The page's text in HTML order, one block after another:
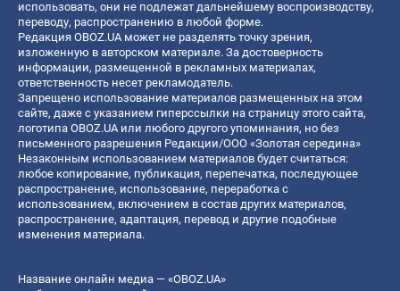
использовать, они не подлежат дальнейшему воспроизводству,
переводу, распространению в любой форме.
Редакция OBOZ.UA может не разделять точку зрения,
изложенную в авторском материале. За достоверность
информации, размещенной в рекламных материалах,
ответственность несет рекламодатель.
Запрещено использование материалов размещенных на этом
сайте, даже с указанием гиперссылки на страницу этого сайта,
логотипа OBOZ.UA или любого другого упоминания, но без
письменного разрешения Редакции/ООО «Золотая середина»
Незаконным использованием материалов будет считаться:
любое копирование, публикация, перепечатка, последующее
распространение, использование, переработка с
использованием, включением в состав других материалов,
распространение, адаптация, перевод и другие подобные
изменения материала.
Название онлайн медиа — «OBOZ.UA»